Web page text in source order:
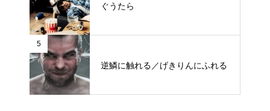
ぐうたら
5
逆鱗に触れる／げきりんにふれる